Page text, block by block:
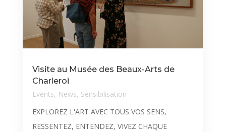
Visite au Musée des Beaux-Arts de
Charleroi
Events, News, Sensibilisation
EXPLOREZ L'ART AVEC TOUS VOS SENS,
RESSENTEZ, ENTENDEZ, VIVEZ CHAQUE